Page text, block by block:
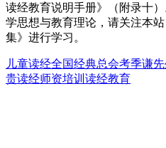
读经教育说明手册》（附录十
学思想与教育理论，请关注本
集》进行学习。
儿童读经全国经典总会考季谦
贵读经师资培训 读经教育